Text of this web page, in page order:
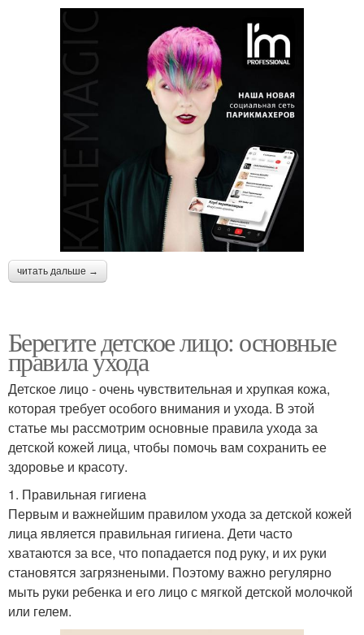
читать дальше →
Берегите детское лицо: основные
правила ухода
Детское лицо - очень чувствительная и хрупкая кожа,
которая требует особого внимания и ухода. В этой
статье мы рассмотрим основные правила ухода за
детской кожей лица, чтобы помочь вам сохранить ее
здоровье и красоту.
1. Правильная гигиена
Первым и важнейшим правилом ухода за детской кожей
лица является правильная гигиена. Дети часто
хватаются за все, что попадается под руку, и их руки
становятся загрязнеными. Поэтому важно регулярно
мыть руки ребенка и его лицо с мягкой детской молочкой
или гелем.